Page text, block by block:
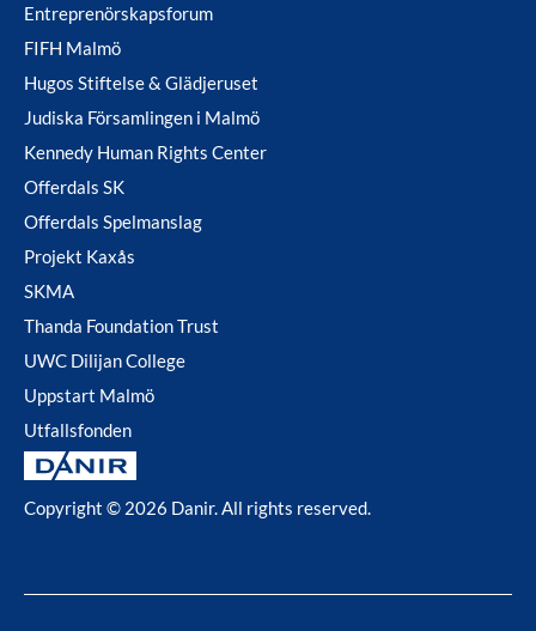
Entreprenörskapsforum
FIFH Malmö
Hugos Stiftelse & Glädjeruset
Judiska Församlingen i Malmö
Kennedy Human Rights Center
Offerdals SK
Offerdals Spelmanslag
Projekt Kaxås
SKMA
Thanda Foundation Trust
UWC Dilijan College
Uppstart Malmö
Utfallsfonden
Copyright © 2026 Danir. All rights reserved.